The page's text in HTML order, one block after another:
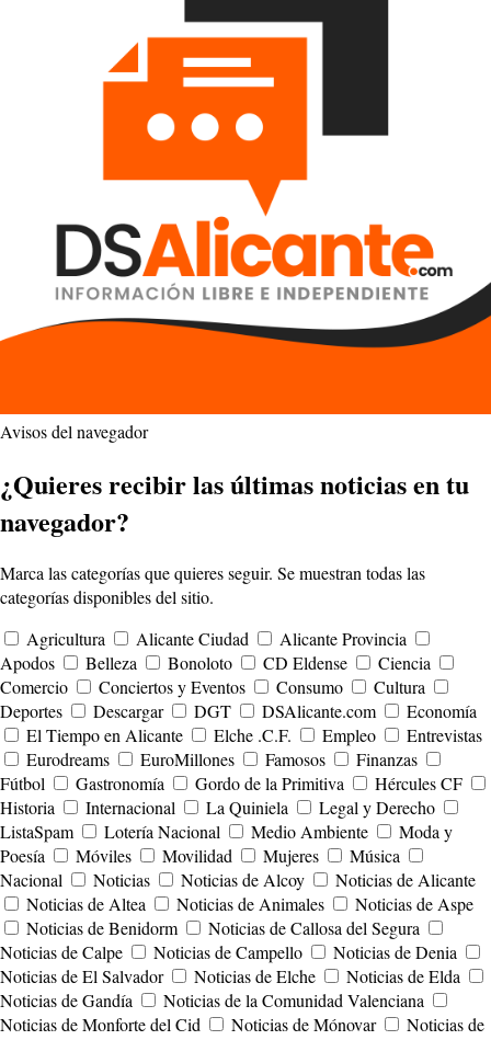
Avisos del navegador
¿Quieres recibir las últimas noticias en tu
navegador?
Marca las categorías que quieres seguir. Se muestran todas las
categorías disponibles del sitio.
Agricultura
Alicante Ciudad
Alicante Provincia
Apodos
Belleza Bonoloto CD Eldense
Ciencia
Comercio
Conciertos y Eventos Consumo
Cultura
Deportes
Descargar DGT DSAlicante.com
Economía
El Tiempo en Alicante
Elche .C.F. Empleo
Entrevistas
Eurodreams
EuroMillones Famosos
Finanzas
Fútbol
Gastronomía Gordo de la Primitiva
Hércules CF
Historia
Internacional La Quiniela
Legal y Derecho
ListaSpam
Lotería Nacional Medio Ambiente
Moda y
Poesía
Móviles Movilidad Mujeres
Música
Nacional
Noticias Noticias de Alcoy
Noticias de Alicante
Noticias de Altea
Noticias de Animales
Noticias de Aspe
Noticias de Benidorm
Noticias de Callosa del Segura
Noticias de Calpe
Noticias de Campello
Noticias de Denia
Noticias de El Salvador
Noticias de Elche
Noticias de Elda
Noticias de Gandía
Noticias de la Comunidad Valenciana
Noticias de Monforte del Cid
Noticias de Mónovar
Noticias de